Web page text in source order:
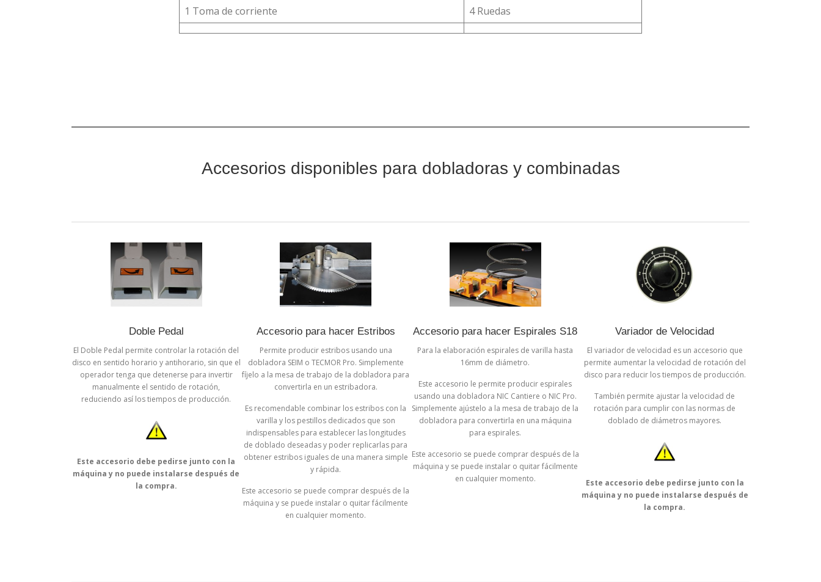
1 Toma de corriente
4 Ruedas
Accesorios disponibles para dobladoras y combinadas
Doble Pedal
El Doble Pedal permite controlar la rotación del
disco en sentido horario y antihorario, sin que el
operador tenga que detenerse para invertir
manualmente el sentido de rotación,
reduciendo así los tiempos de producción.
Este accesorio debe pedirse junto con la
máquina y no puede instalarse después de
la compra.
Accesorio para hacer Estribos
Permite producir estribos usando una
dobladora SEIM o TECMOR Pro. Simplemente
fíjelo a la mesa de trabajo de la dobladora para
convertirla en un estribadora.
Es recomendable combinar los estribos con la
varilla y los pestillos dedicados que son
indispensables para establecer las longitudes
de doblado deseadas y poder replicarlas para
obtener estribos iguales de una manera simple
y rápida.
Este accesorio se puede comprar después de la
máquina y se puede instalar o quitar fácilmente
en cualquier momento.
Accesorio para hacer Espirales S18
Para la elaboración espirales de varilla hasta
16mm de diámetro.
Este accesorio le permite producir espirales
usando una dobladora NIC Cantiere o NIC Pro.
Simplemente ajústelo a la mesa de trabajo de la
dobladora para convertirla en una máquina
para espirales.
Este accesorio se puede comprar después de la
máquina y se puede instalar o quitar fácilmente
en cualquier momento.
Variador de Velocidad
El variador de velocidad es un accesorio que
permite aumentar la velocidad de rotación del
disco para reducir los tiempos de producción.
También permite ajustar la velocidad de
rotación para cumplir con las normas de
doblado de diámetros mayores.
Este accesorio debe pedirse junto con la
máquina y no puede instalarse después de
la compra.